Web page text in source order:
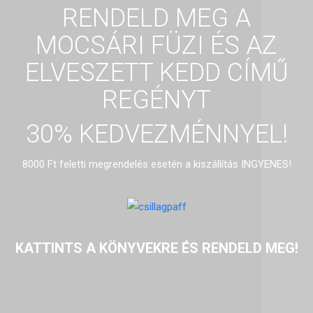
RENDELD MEG A
MOCSÁRI FÜZI ÉS AZ
ELVESZETT KEDD CÍMŰ
REGÉNYT
30% KEDVEZMÉNNYEL!
8000 Ft feletti megrendelés esetén a kiszállítás INGYENES!
KATTINTS A KÖNYVEKRE ÉS RENDELD MEG!